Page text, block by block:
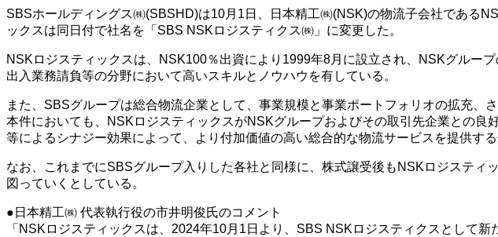
SBSホールディングス㈱(SBSHD)は10月1日、日本精工㈱(NSK)の物流子会社である
ックスは同日付で社名を「SBS NSKロジスティクス㈱」に変更した。
NSKロジスティックスは、NSK100％出資により1999年8月に設立され、NSKグルー
出入業務請負等の分野において高いスキルとノウハウを有している。
また、SBSグループは総合物流企業として、事業規模と事業ポートフォリオの拡充、
本件においても、NSKロジスティックスがNSKグループおよびその取引先企業との
等によるシナジー効果によって、より付加価値の高い総合的な物流サービスを提供する
なお、これまでにSBSグループ入りした各社と同様に、株式譲受後もNSKロジステ
図っていくとしている。
●日本精工㈱ 代表執行役の市井明俊氏のコメント
「NSKロジスティックスは、2024年10月1日より、SBS NSKロジスティクスとして